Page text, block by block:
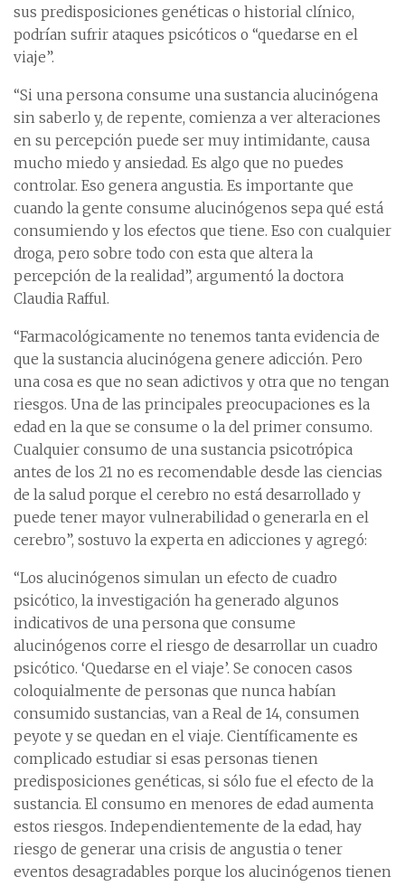
sus predisposiciones genéticas o historial clínico,
podrían sufrir ataques psicóticos o “quedarse en el
viaje”.
“Si una persona consume una sustancia alucinógena
sin saberlo y, de repente, comienza a ver alteraciones
en su percepción puede ser muy intimidante, causa
mucho miedo y ansiedad. Es algo que no puedes
controlar. Eso genera angustia. Es importante que
cuando la gente consume alucinógenos sepa qué está
consumiendo y los efectos que tiene. Eso con cualquier
droga, pero sobre todo con esta que altera la
percepción de la realidad”, argumentó la doctora
Claudia Rafful.
“Farmacológicamente no tenemos tanta evidencia de
que la sustancia alucinógena genere adicción. Pero
una cosa es que no sean adictivos y otra que no tengan
riesgos. Una de las principales preocupaciones es la
edad en la que se consume o la del primer consumo.
Cualquier consumo de una sustancia psicotrópica
antes de los 21 no es recomendable desde las ciencias
de la salud porque el cerebro no está desarrollado y
puede tener mayor vulnerabilidad o generarla en el
cerebro”, sostuvo la experta en adicciones y agregó:
“Los alucinógenos simulan un efecto de cuadro
psicótico, la investigación ha generado algunos
indicativos de una persona que consume
alucinógenos corre el riesgo de desarrollar un cuadro
psicótico. ‘Quedarse en el viaje’. Se conocen casos
coloquialmente de personas que nunca habían
consumido sustancias, van a Real de 14, consumen
peyote y se quedan en el viaje. Científicamente es
complicado estudiar si esas personas tienen
predisposiciones genéticas, si sólo fue el efecto de la
sustancia. El consumo en menores de edad aumenta
estos riesgos. Independientemente de la edad, hay
riesgo de generar una crisis de angustia o tener
eventos desagradables porque los alucinógenos tienen